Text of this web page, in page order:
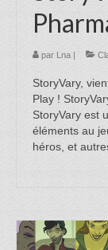
par Lna
StoryVary,
Play !
StoryVary est
éléments au
héros, et